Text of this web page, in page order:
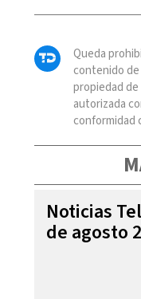
Queda
contenido
propiedad
autorizada
conformidad
Noticias
de agosto